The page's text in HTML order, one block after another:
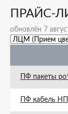
ПРАЙС-
обновлён 7
ПФ пакеты
ПФ кабель